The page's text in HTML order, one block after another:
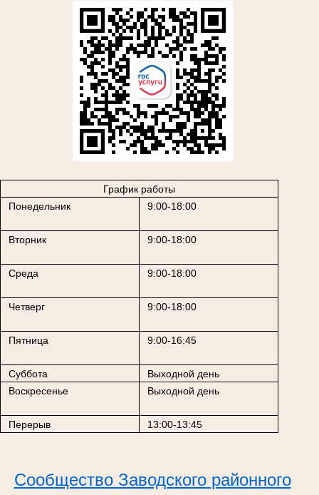
График работы
Понедельник
9:00-18:00
Вторник 9:00-18:00
Среда 9:00-18:00
Четверг 9:00-18:00
Пятница 9:00-16:45
Суббота
Выходной день
Воскресенье
Выходной день
Перерыв 13:00-13:45
Сообщество Заводского районного